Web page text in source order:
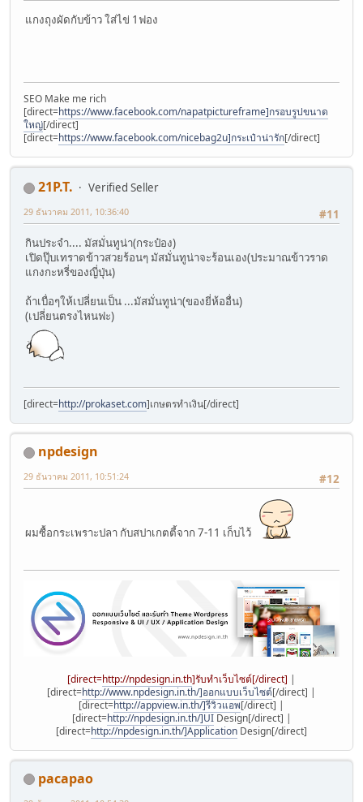
แกงถุงผัดกับข้าว ใส่ไข่ 1ฟอง
SEO Make me rich
[direct=https://www.facebook.com/napatpictureframe]กรอบรูปขนาด
ใหญ่[/direct]
[direct=https://www.facebook.com/nicebag2u]กระเป๋าน่ารัก[/direct]
21P.T.
Verified Seller
#11
29 ธันวาคม 2011, 10:36:40
กินประจำ.... มัสมั่นทูน่า(กระป๋อง)
เปิดปุ๊บเทราดข้าวสวยร้อนๆ มัสมั่นทูน่าจะร้อนเอง(ประมาณข้าวราด
แกงกะหรี่ของญี่ปุ่น)
ถ้าเบื่อๆให้เปลี่ยนเป็น ...มัสมั่นทูน่า(ของยี่ห้ออื่น)
(เปลี่ยนตรงไหนฟะ)
[direct=http://prokaset.com]เกษตรทำเงิน[/direct]
npdesign
#12
29 ธันวาคม 2011, 10:51:24
ผมซื้อกระเพราะปลา กับสปาเกตตี้จาก 7-11 เก็บไว้
[direct=http://npdesign.in.th]รับทำเว็บไซต์[/direct] |
[direct=http://www.npdesign.in.th/]ออกแบบเว็บไซต์[/direct] |
[direct=http://appview.in.th/]รีวิวแอพ[/direct] |
[direct=http://npdesign.in.th/]UIDesign[/direct] |
[direct=http://npdesign.in.th/]Application Design[/direct]
pacapao